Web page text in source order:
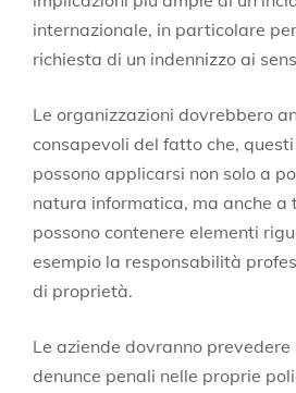
internazionale, in particolare
richiesta di un indennizzo ai
Le organizzazioni dovrebbero
consapevoli del fatto che,
possono applicarsi non solo a
natura informatica, ma anche a
possono contenere elementi
esempio la responsabilità
di proprietà.
Le aziende dovranno
denunce penali nelle proprie